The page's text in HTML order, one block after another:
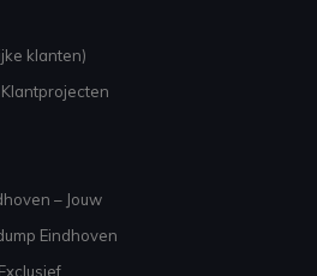
klanten)
– Jouw
Eindhoven